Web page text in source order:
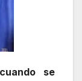
se